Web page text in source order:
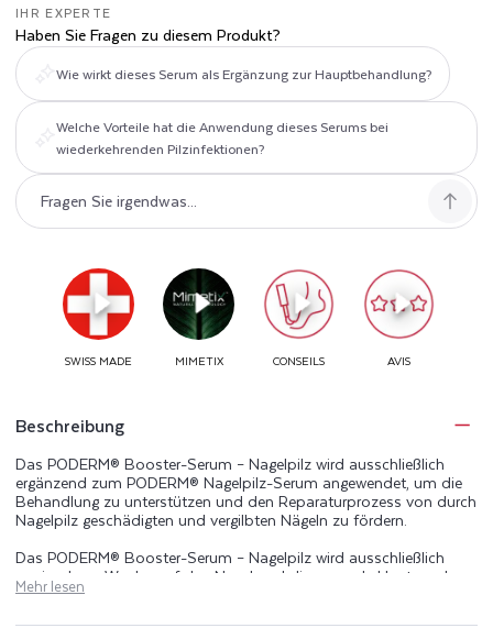
IHR EXPERTE
Haben Sie Fragen zu diesem Produkt?
Wie wirkt dieses Serum als Ergänzung zur Hauptbehandlung?
Welche Vorteile hat die Anwendung dieses Serums bei
wiederkehrenden Pilzinfektionen?
Beschreibung
Das PODERM® Booster-Serum – Nagelpilz wird ausschließlich
ergänzend zum PODERM® Nagelpilz-Serum angewendet, um die
Behandlung zu unterstützen und den Reparaturprozess von durch
Nagelpilz geschädigten und vergilbten Nägeln zu fördern.
Das PODERM® Booster-Serum – Nagelpilz wird ausschließlich
zweimal pro Woche auf den Nagel und die gesunde Haut rund um
den Nagel (Nagelhaut, Nagelbett und Nagelfalze) aufgetragen,
Serums.
Mehr lesen